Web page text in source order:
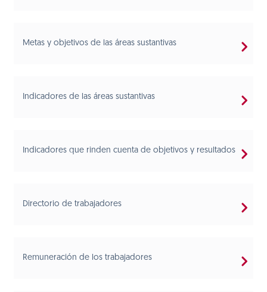
Metas y objetivos de las áreas sustantivas
Indicadores de las áreas sustantivas
Indicadores que rinden cuenta de objetivos y resultados
Directorio de trabajadores
Remuneración de los trabajadores